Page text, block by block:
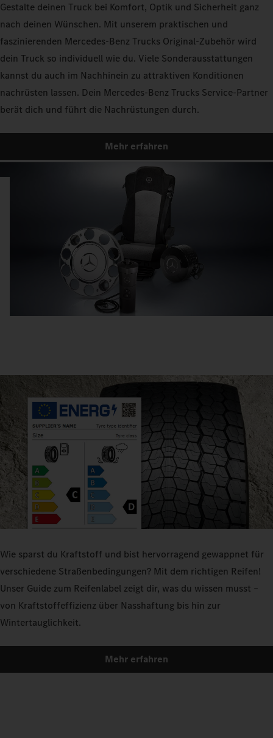
Gestalte deinen Truck bei Komfort, Optik und Sicherheit ganz
nach deinen Wünschen. Mit unserem praktischen und
faszinierenden Mercedes‑Benz Trucks Original‑Zubehör wird
dein Truck so individuell wie du. Viele Sonderausstattungen
kannst du auch im Nachhinein zu attraktiven Konditionen
nachrüsten lassen. Dein Mercedes‑Benz Trucks Service‑Partner
berät dich und führt die Nachrüstungen durch.
Mehr erfahren
Wie sparst du Kraftstoff und bist hervorragend gewappnet für
verschiedene Straßenbedingungen? Mit dem richtigen Reifen!
Unser Guide zum Reifenlabel zeigt dir, was du wissen musst –
von Kraftstoffeffizienz über Nasshaftung bis hin zur
Wintertauglichkeit.
Mehr erfahren